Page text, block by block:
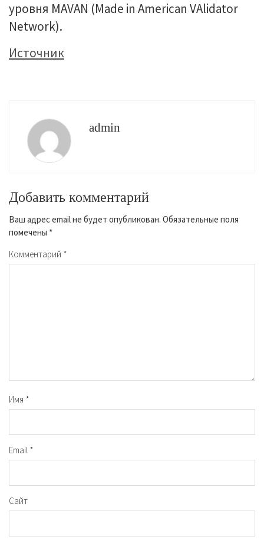
уровня MAVAN (Made in American VAlidator
Network).
Источник
admin
Добавить комментарий
Ваш адрес email не будет опубликован. Обязательные поля
помечены *
Комментарий *
Имя *
Email *
Сайт